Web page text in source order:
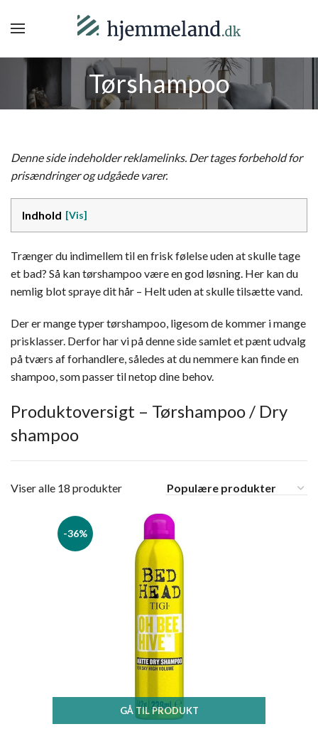
Tørshampoo
Denne side indeholder reklamelinks. Der tages forbehold for
prisændringer og udgåede varer.
Indhold
Trænger du indimellem til en frisk følelse uden at skulle tage
et bad? Så kan tørshampoo være en god løsning. Her kan du
nemlig blot spraye dit hår – Helt uden at skulle tilsætte vand.
Der er mange typer tørshampoo, ligesom de kommer i mange
prisklasser. Derfor har vi på denne side samlet et pænt udvalg
på tværs af forhandlere, således at du nemmere kan finde en
shampoo, som passer til netop dine behov.
Produktoversigt – Tørshampoo / Dry
shampoo
Viser alle 18 produkter
-36%
GÅ TIL PRODUKT